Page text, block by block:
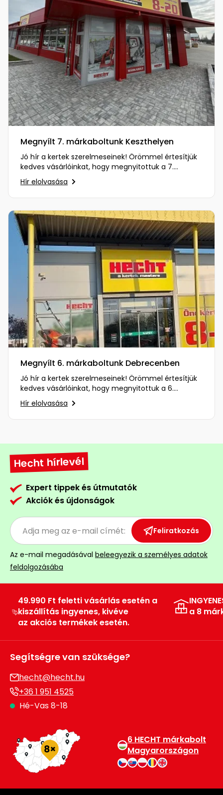
Megnyílt 7. márkaboltunk Keszthelyen
Jó hír a kertek szerelmeseinek! Örömmel értesítjük
kedves vásárlóinkat, hogy megnyitottuk a 7.
márkaboltunkat…
Hír elolvasása
Megnyílt 6. márkaboltunk Debrecenben
Jó hír a kertek szerelmeseinek! Örömmel értesítjük
kedves vásárlóinkat, hogy megnyitottuk a 6.
márkaboltunkat…
Hír elolvasása
Hecht hírlevél
Expert tippek és útmutatók
Akciók és újdonságok
Feliratkozás
Az e-mail megadásával beleegyezik a személyes adatok
feldolgozásába
49.990 Ft feletti vásárlás esetén a
kiszállítás ingyenes, kivéve
az akciós termékek esetén.
a 8
Segítségre van szüksége?
hecht@hecht.hu
+36 1 951 4525
Hé-Vas 8-18
6 HECHT márkabolt
Magyarországon